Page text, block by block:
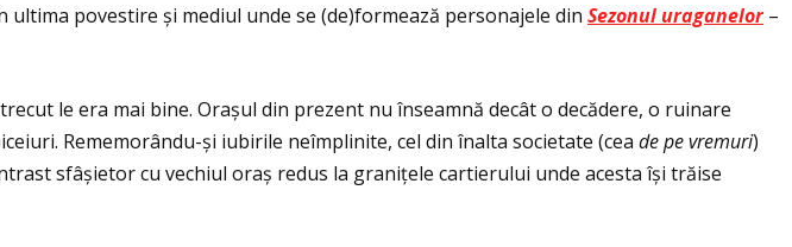
povestire și mediul unde se (de)formează personajele din Sezonul uraganelor–
le era mai bine. Orașul din prezent nu înseamnă decât o decădere, o ruinare
Rememorându-și iubirile neîmplinite, cel din înalta societate (cea de pe vremuri)
sfâșietor cu vechiul oraș redus la graniţele cartierului unde acesta își trăise